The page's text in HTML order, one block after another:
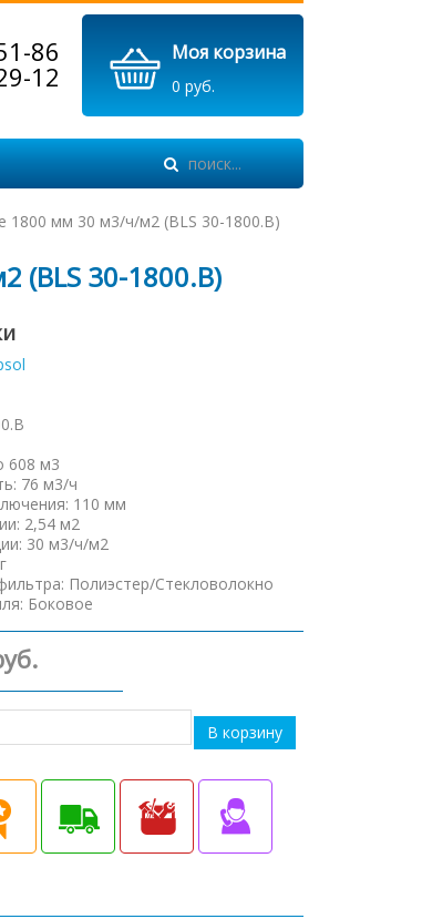
Моя корзина
0 руб.
86
12
1800 мм 30 м3/ч/м2 (BLS 30-1800.B)
(BLS 30-1800.B)
608 м3
: 76 м3/ч
: 110 мм
: 2,54 м2
: 30 м3/ч/м2
: Полиэстер/Стекловолокно
: Боковое